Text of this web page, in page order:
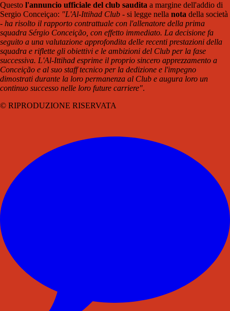
Questo l'annuncio ufficiale del club saudita a margine dell'addio di
Sergio Conceiçao: "L'Al-Ittihad Club - si legge nella nota della società
- ha risolto il rapporto contrattuale con l'allenatore della prima
squadra Sérgio Conceição, con effetto immediato. La decisione fa
seguito a una valutazione approfondita delle recenti prestazioni della
squadra e riflette gli obiettivi e le ambizioni del Club per la fase
successiva. L'Al-Ittihad esprime il proprio sincero apprezzamento a
Conceição e al suo staff tecnico per la dedizione e l'impegno
dimostrati durante la loro permanenza al Club e augura loro un
continuo successo nelle loro future carriere".
© RIPRODUZIONE RISERVATA